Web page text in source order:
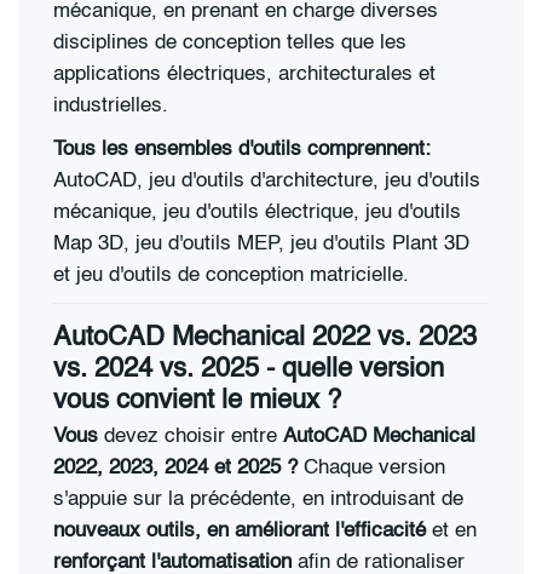
mécanique, en prenant en charge diverses
disciplines de conception telles que les
applications électriques, architecturales et
industrielles.
Tous les ensembles d'outils comprennent:
AutoCAD, jeu d'outils d'architecture, jeu d'outils
mécanique, jeu d'outils électrique, jeu d'outils
Map 3D, jeu d'outils MEP, jeu d'outils Plant 3D
et jeu d'outils de conception matricielle.
AutoCAD Mechanical 2022 vs. 2023
vs. 2024 vs. 2025 - quelle version
vous convient le mieux ?
Vous devez choisir entre AutoCAD Mechanical
2022, 2023, 2024 et 2025 ?Chaque version
s'appuie sur la précédente, en introduisant de
nouveaux outils, en améliorant l'efficacitéet en
renforçant l'automatisation afin de rationaliser